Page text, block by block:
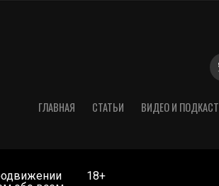
ГЛАВНАЯ СТАТЬИ ВИДЕО И
18+